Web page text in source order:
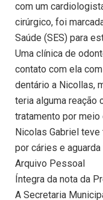
com um
cirúrgico, foi
Saúde (SES) para
Uma clínica de
contato com ela
dentário a Nicollas,
teria alguma reação
tratamento por meio
Nicolas Gabriel
por cáries e
Arquivo Pessoal
Íntegra da nota da
A Secretaria